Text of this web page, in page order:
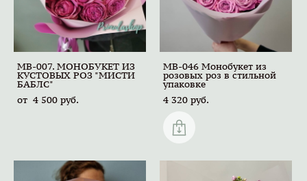
MB-007. МОНОБУКЕТ ИЗ
КУСТОВЫХ РОЗ "МИСТИ
БАБЛС"
от 4 500 pуб.
MB-046 Монобукет из
розовых роз в стильной
упаковке
4 320 pуб.